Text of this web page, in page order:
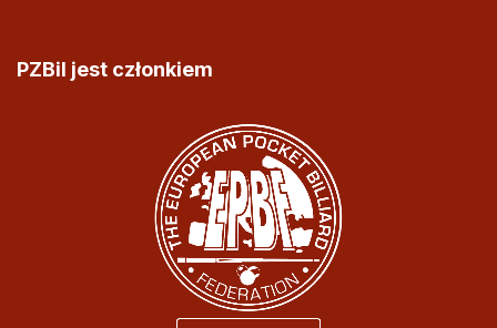
PZBil jest członkiem